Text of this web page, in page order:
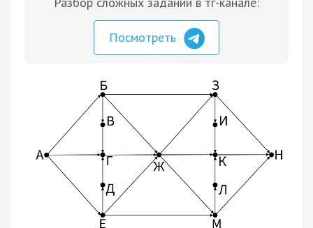
Посмотреть